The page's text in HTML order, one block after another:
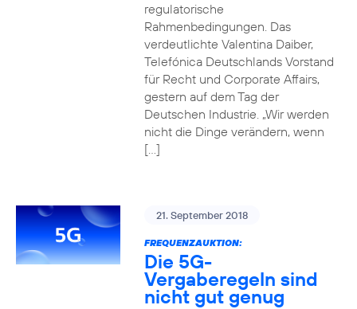
regulatorische
Rahmenbedingungen. Das
verdeutlichte Valentina Daiber,
Telefónica Deutschlands Vorstand
für Recht und Corporate Affairs,
gestern auf dem Tag der
Deutschen Industrie. „Wir werden
nicht die Dinge verändern, wenn
[…]
21. September 2018
FREQUENZAUKTION:
Die 5G-
Vergaberegeln sind
nicht gut genug